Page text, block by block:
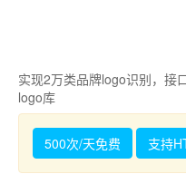
实现2万类品牌logo识别，接
logo库
500次/天免费 支持